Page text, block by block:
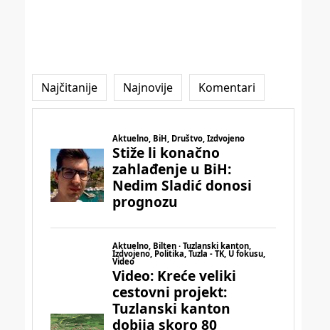
Najčitanije Najnovije Komentari